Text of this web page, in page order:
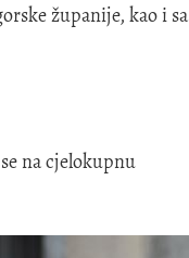
županije, kao i sa
na cjelokupnu